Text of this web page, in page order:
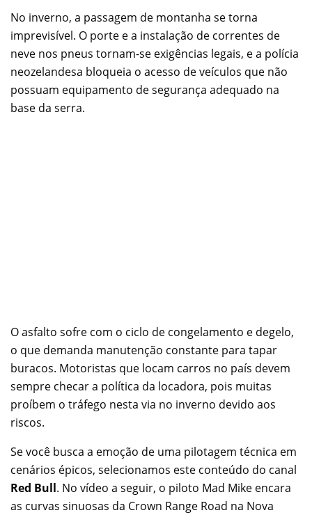
No inverno, a passagem de montanha se torna
imprevisível. O porte e a instalação de correntes de
neve nos pneus tornam-se exigências legais, e a polícia
neozelandesa bloqueia o acesso de veículos que não
possuam equipamento de segurança adequado na
base da serra.
O asfalto sofre com o ciclo de congelamento e degelo,
o que demanda manutenção constante para tapar
buracos. Motoristas que locam carros no país devem
sempre checar a política da locadora, pois muitas
proíbem o tráfego nesta via no inverno devido aos
riscos.
Se você busca a emoção de uma pilotagem técnica em
cenários épicos, selecionamos este conteúdo do canal
Red Bull. No vídeo a seguir, o piloto Mad Mike encara
as curvas sinuosas da Crown Range Road na Nova